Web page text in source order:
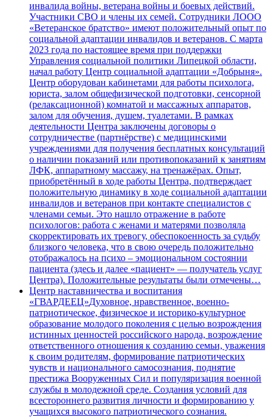
инвалида войны, ветерана войны и боевых действий.
Участники СВО и члены их семей. Сотрудники ЛООО
«Ветеранское братство» имеют положительный опыт по
социальной адаптации инвалидов и ветеранов. С марта
2023 года по настоящее время при поддержки
Управления социальной политики Липецкой области,
начал работу Центр социальной адаптации «Добрыня».
Центр оборудован кабинетами для работы психолога,
юриста, залом общефизической подготовки, сенсорной
(релаксационной) комнатой и массажных аппаратов,
залом для обучения, душем, туалетами. В рамках
деятельности Центра заключены договоры о
сотрудничестве (партнёрстве) с медицинскими
учреждениями для получения бесплатных консультаций
о наличии показаний или противопоказаний к занятиям
ЛФК, аппаратному массажу, на тренажёрах. Опыт,
приобретённый в ходе работы Центра, подтверждает
положительную динамику в ходе социальной адаптации
инвалидов и ветеранов при контакте специалистов с
членами семьи. Это нашло отражение в работе
психологов: работа с женами и матерями позволяла
скорректировать их тревогу, обеспокоенность за судьбу
близкого человека, что в свою очередь положительно
отображалось на психо – эмоциональном состоянии
пациента (здесь и далее «пациент» — получатель услуг
Центра). Положительные результаты были отмечены…
Центр наставничества и воспитания
«ГВАРДЕЕЦ»Духовное, нравственное, военно-
патриотическое, физическое и историко-культурное
образование молодого поколения с целью возрождения
истинных ценностей российского народа, возрождение
ответственного отношения к созданию семьи, уважения
к своим родителям, формирование патриотических
чувств и национального самосознания, поднятие
престижа Вооруженных Сил и популяризация военной
службы в молодежной среде. Создания условий для
всестороннего развития личности и формированию у
учащихся высокого патриотического сознания.